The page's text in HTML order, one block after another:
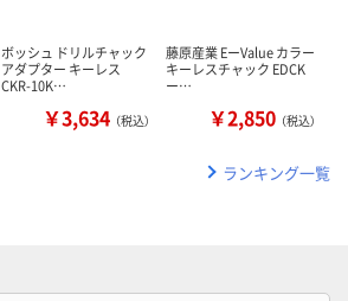
ボッシュ ドリルチャック
アダプター キーレス
CKR-10K…
￥3,634 （税込）
藤原産業 EーValue カラー
キーレスチャック EDCK
ー…
￥2,850 （税込）
ランキング一覧